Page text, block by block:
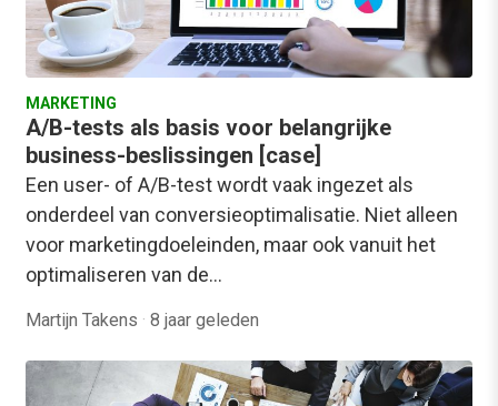
MARKETING
A/B-tests als basis voor belangrijke
business-beslissingen [case]
Een user- of A/B-test wordt vaak ingezet als
onderdeel van conversieoptimalisatie. Niet alleen
voor marketingdoeleinden, maar ook vanuit het
optimaliseren van de…
Martijn Takens · 8 jaar geleden